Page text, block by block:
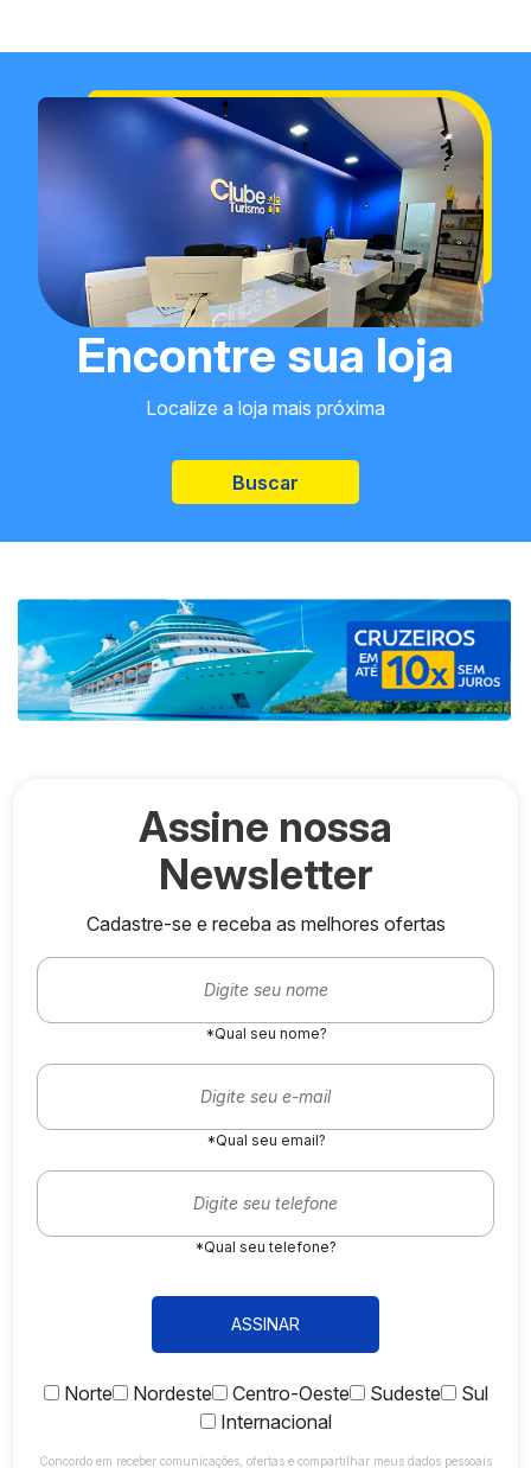
Encontre sua loja
Localize a loja mais próxima
Buscar
Assine nossa
Newsletter
Cadastre-se e receba as melhores ofertas
*Qual seu nome?
*Qual seu email?
*Qual seu telefone?
ASSINAR
Norte Nordeste Centro-Oeste Sudeste
Sul
Internacional
Concordo em receber comunicações, ofertas e compartilhar meus dados pessoais